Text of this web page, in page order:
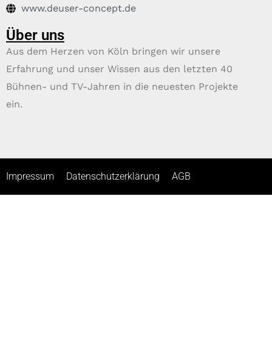
www.deuser-concept.de
Über uns
Aus dem Herzen von Köln bringen wir unsere
Erfahrung und unser Wissen aus den letzten 40
Bühnen- und TV-Jahren in die neuesten Projekte
ein.
Impressum Datenschutzerklärung AGB